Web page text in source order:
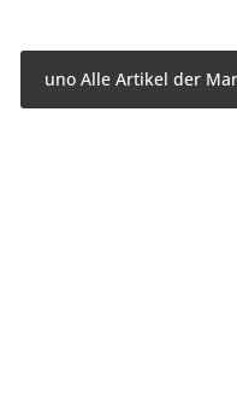
uno Alle Artikel der